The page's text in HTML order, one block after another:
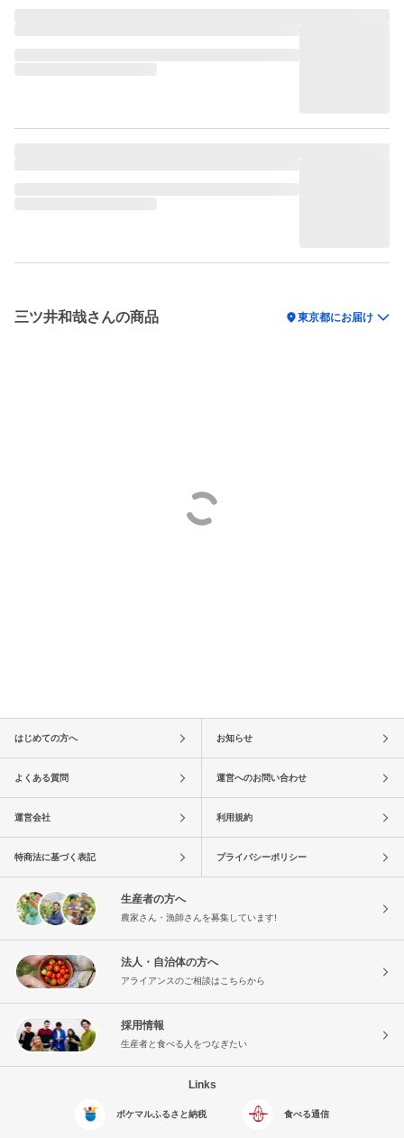
三ツ井和哉さんの商品 location_on東京都にお届け
はじめての方へ お知らせ
よくある質問 運営へのお問い合わせ
運営会社 利用規約
特商法に基づく表記 プライバシーポリシー
生産者の方へ
農家さん・漁師さんを募集しています!
法人・自治体の方へ
アライアンスのご相談はこちらから
採用情報
生産者と食べる人をつなぎたい
Links
ポケマルふるさと納税 食べる通信